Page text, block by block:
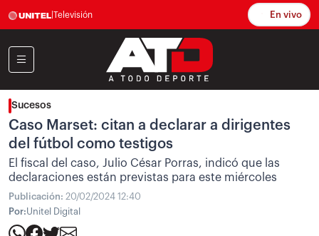
Televisión En vivo
Sucesos
Caso Marset: citan a declarar a dirigentes
del fútbol como testigos
El fiscal del caso, Julio César Porras, indicó que las
declaraciones están previstas para este miércoles
Publicación: 20/02/2024 12:40
Por:Unitel Digital